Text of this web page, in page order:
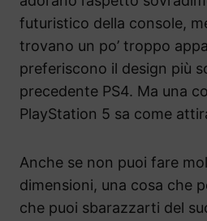
futuristico della console,
trovano un po’ troppo
preferiscono il design più
precedente PS4. Ma una
PlayStation 5 sa come
Anche se non puoi fare
dimensioni, una cosa che
che puoi sbarazzarti del